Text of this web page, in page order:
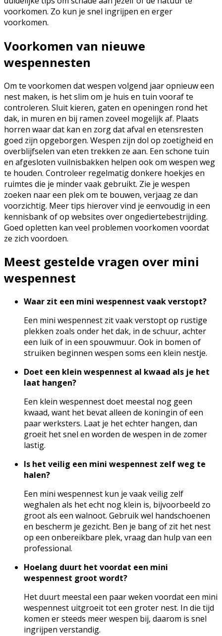
voorkomen. Zo kun je snel ingrijpen en erger
voorkomen.
Voorkomen van nieuwe
wespennesten
Om te voorkomen dat wespen volgend jaar opnieuw een
nest maken, is het slim om je huis en tuin vooraf te
controleren. Sluit kieren, gaten en openingen rond het
dak, in muren en bij ramen zoveel mogelijk af. Plaats
horren waar dat kan en zorg dat afval en etensresten
goed zijn opgeborgen. Wespen zijn dol op zoetigheid en
overblijfselen van eten trekken ze aan. Een schone tuin
en afgesloten vuilnisbakken helpen ook om wespen weg
te houden. Controleer regelmatig donkere hoekjes en
ruimtes die je minder vaak gebruikt. Zie je wespen
zoeken naar een plek om te bouwen, verjaag ze dan
voorzichtig. Meer tips hierover vind je eenvoudig in een
kennisbank of op websites over ongediertebestrijding.
Goed opletten kan veel problemen voorkomen voordat
ze zich voordoen.
Meest gestelde vragen over mini
wespennest
Waar zit een mini wespennest vaak verstopt?
Een mini wespennest zit vaak verstopt op rustige
plekken zoals onder het dak, in de schuur, achter
een luik of in een spouwmuur. Ook in bomen of
struiken beginnen wespen soms een klein nestje.
Doet een klein wespennest al kwaad als je het
laat hangen?
Een klein wespennest doet meestal nog geen
kwaad, want het bevat alleen de koningin of een
paar werksters. Laat je het echter hangen, dan
groeit het snel en worden de wespen in de zomer
lastig.
Is het veilig een mini wespennest zelf weg te
halen?
Een mini wespennest kun je vaak veilig zelf
weghalen als het echt nog klein is, bijvoorbeeld zo
groot als een walnoot. Gebruik wel handschoenen
en bescherm je gezicht. Ben je bang of zit het nest
op een onbereikbare plek, vraag dan hulp van een
professional.
Hoelang duurt het voordat een mini
wespennest groot wordt?
Het duurt meestal een paar weken voordat een mini
wespennest uitgroeit tot een groter nest. In die tijd
komen er steeds meer wespen bij, daarom is snel
ingrijpen verstandig.